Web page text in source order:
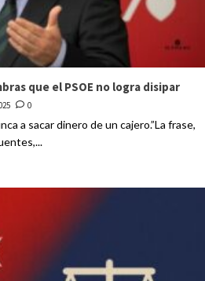
que el PSOE no logra disipar
0
a sacar dinero de un cajero.”La frase,